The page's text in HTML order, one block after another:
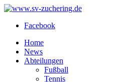
Facebook
Home
News
Abteilungen
Fußball
Tennis